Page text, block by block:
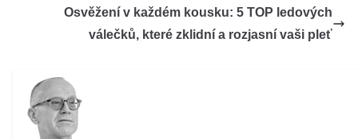
Osvěžení v každém kousku: 5 TOP ledových
válečků, které zklidní a rozjasní vaši pleť